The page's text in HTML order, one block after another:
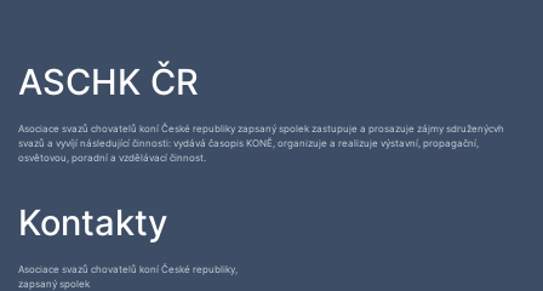
ASCHK ČR
Asociace svazů chovatelů koní České republiky zapsaný spolek zastupuje a prosazuje zájmy sdruženýcvh
svazů a vyvíjí následující činnosti: vydává časopis KONĚ, organizuje a realizuje výstavní, propagační,
osvětovou, poradní a vzdělávací činnost.
Kontakty
Asociace svazů chovatelů koní České republiky,
zapsaný spolek